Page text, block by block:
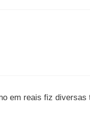
em reais fiz